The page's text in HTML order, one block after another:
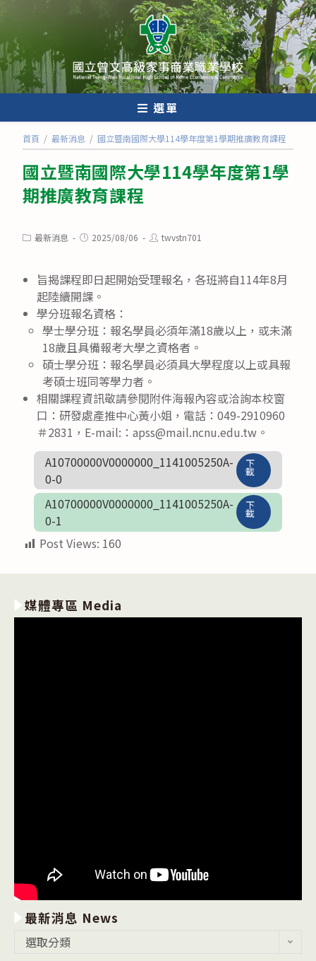
轉
至
主
要
內
選單
首頁 / 最新消息 / 國立暨南國際大學114學年度第1學期推廣教育課程
國立暨南國際大學114學年度第1學
期推廣教育課程
Post最新消息
Post2025/08/06
Posttwvstn701
旨揭課程即日起開始受理報名，各班將自114年8月
起陸續開課。
學分班報名資格：
學士學分班：報名學員必須年滿18歲以上，或未滿
18歲且具備報考大學之資格者。
碩士學分班：報名學員必須具大學程度以上或具報
考碩士班同等學力者。
相關課程資訊敬請參閱附件海報內容或洽詢本校窗
口：研發處產推中心黃小姐，電話：049-2910960
＃2831，E-mail:：apss@mail.ncnu.edu.tw。
A10700000V0000000_1141005250A-
0-0
下
載
A10700000V0000000_1141005250A-
0-1
下
載
Post Views: 160
媒體專區 Media
最新消息 News
選取分類